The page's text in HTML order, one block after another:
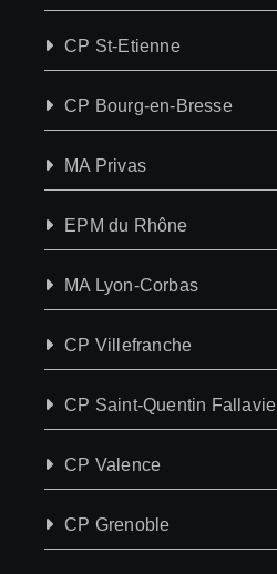
CP St-Etienne
CP Bourg-en-Bresse
MA Privas
EPM du Rhône
MA Lyon-Corbas
CP Villefranche
CP Saint-Quentin
CP Valence
CP Grenoble